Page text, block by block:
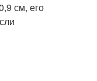
см, его